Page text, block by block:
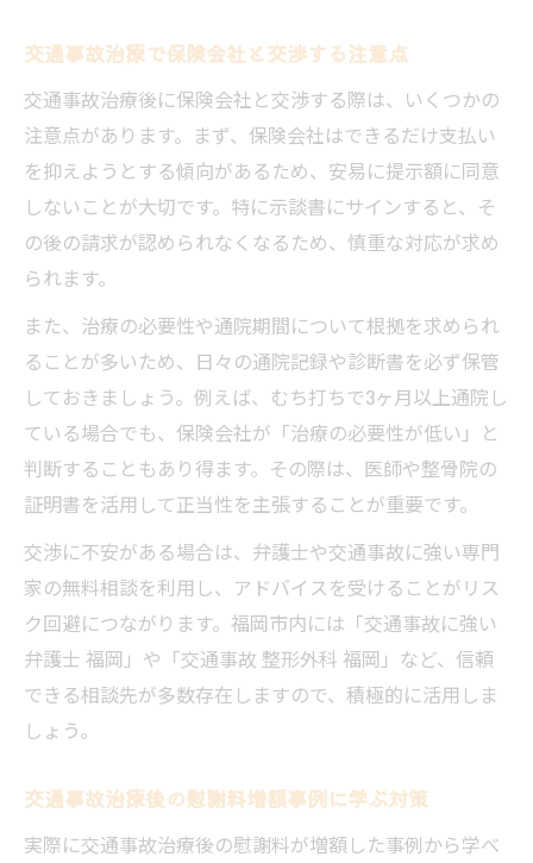
交通事故治療で保険会社と交渉する注意点
交通事故治療後に保険会社と交渉する際は、いくつかの
注意点があります。まず、保険会社はできるだけ支払い
を抑えようとする傾向があるため、安易に提示額に同意
しないことが大切です。特に示談書にサインすると、そ
の後の請求が認められなくなるため、慎重な対応が求め
られます。
また、治療の必要性や通院期間について根拠を求められ
ることが多いため、日々の通院記録や診断書を必ず保管
しておきましょう。例えば、むち打ちで3ヶ月以上通院し
ている場合でも、保険会社が「治療の必要性が低い」と
判断することもあり得ます。その際は、医師や整骨院の
証明書を活用して正当性を主張することが重要です。
交渉に不安がある場合は、弁護士や交通事故に強い専門
家の無料相談を利用し、アドバイスを受けることがリス
ク回避につながります。福岡市内には「交通事故に強い
弁護士 福岡」や「交通事故 整形外科 福岡」など、信頼
できる相談先が多数存在しますので、積極的に活用しま
しょう。
交通事故治療後の慰謝料増額事例に学ぶ対策
実際に交通事故治療後の慰謝料が増額した事例から学べ